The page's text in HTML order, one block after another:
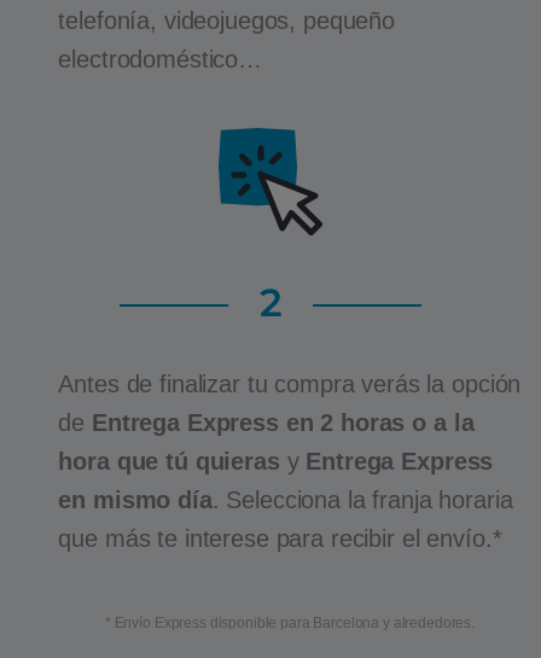
telefonía, videojuegos, pequeño
electrodoméstico…
2
Antes de finalizar tu compra verás la opción
de Entrega Express en 2 horas o a la
hora que tú quieras y Entrega Express
en mismo día. Selecciona la franja horaria
que más te interese para recibir el envío.*
* Envío Express disponible para Barcelona y alrededores.